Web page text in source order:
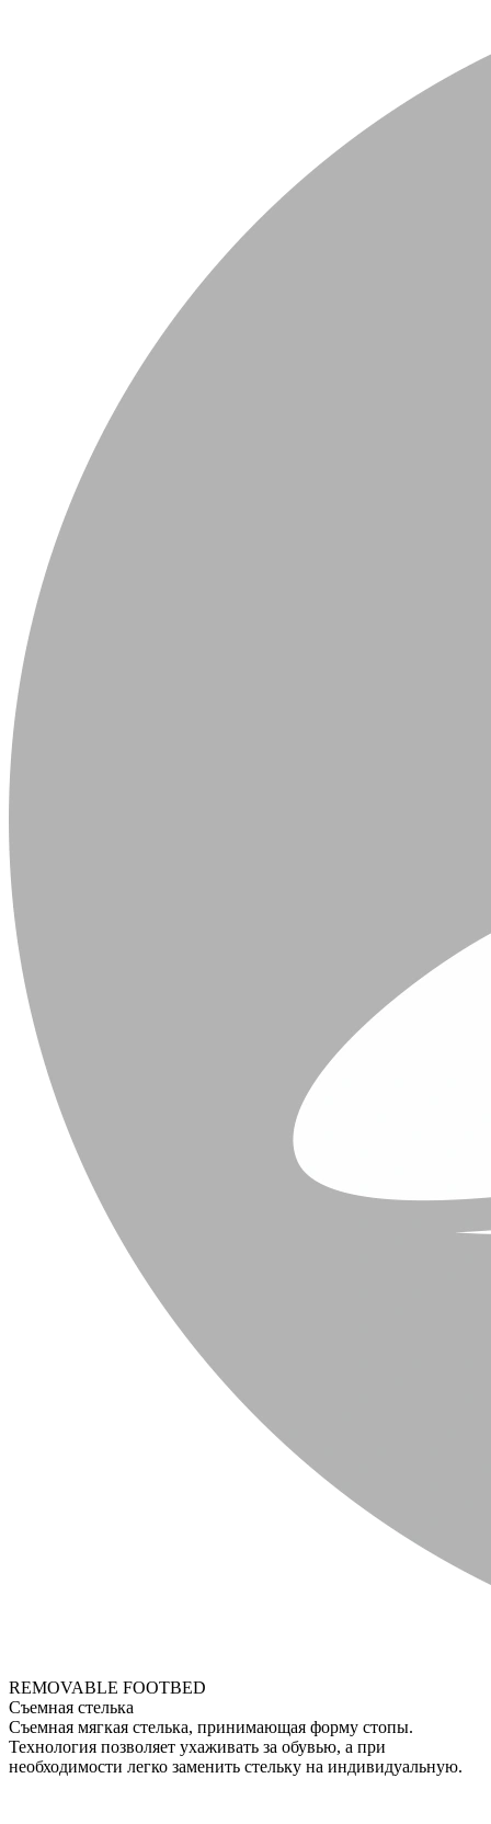
REMOVABLE FOOTBED
Съемная стелька
Съемная мягкая стелька, принимающая форму стопы.
Технология позволяет ухаживать за обувью, а при
необходимости легко заменить стельку на индивидуальную.